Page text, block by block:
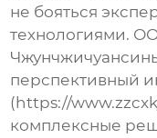
не бояться
технологиями.
перспективный
(https://
комплексные